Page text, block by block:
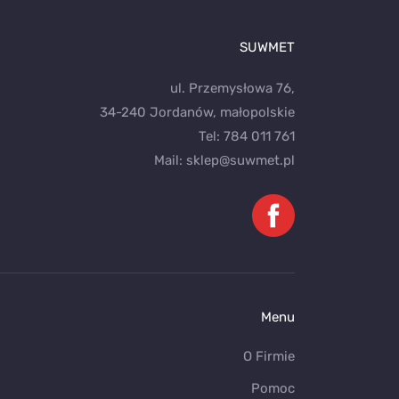
SUWMET
ul. Przemysłowa 76,
34-240 Jordanów, małopolskie
Tel: 784 011 761
Mail: sklep@suwmet.pl
Menu
O Firmie
Pomoc